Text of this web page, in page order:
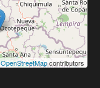
OpenStreetMapcontributors